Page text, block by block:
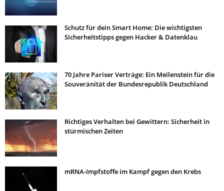
Schutz für dein Smart Home: Die wichtigsten
Sicherheitstipps gegen Hacker & Datenklau
70 Jahre Pariser Verträge: Ein Meilenstein für die
Souveränität der Bundesrepublik Deutschland
Richtiges Verhalten bei Gewittern: Sicherheit in
stürmischen Zeiten
mRNA-Impfstoffe im Kampf gegen den Krebs